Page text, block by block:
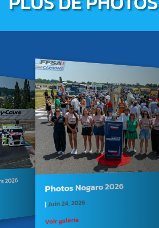
2026 Photos Nogaro 2026
|Juin 24, 2026
Voir galerie